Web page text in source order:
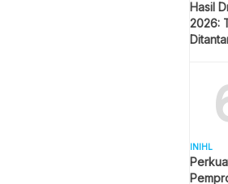
Hasil
2026:
INIHL